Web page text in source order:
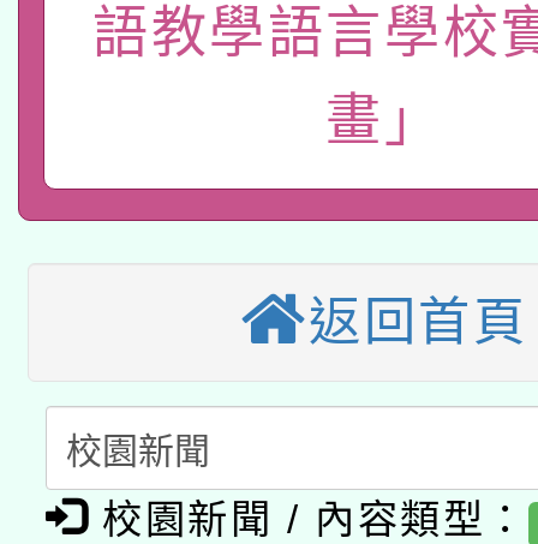
業技術研究院辦理「
用水績優單位及節水達
115年8月22日(星期六
桃園市孔廟祈福系列
2026年桃園地景藝術
本校115學年度第2次
招甄選結果公告(無人
本館辦理115年度閱讀
暨閱讀推動專業研習
科技賦能─人工智慧
礎課程
A3數位素養講師名單
「數位內容與教學軟體
pilot」
有關大陸委員會函釋公
語教學語言學校
畫」
返回首頁
校園新聞 / 內容類型：